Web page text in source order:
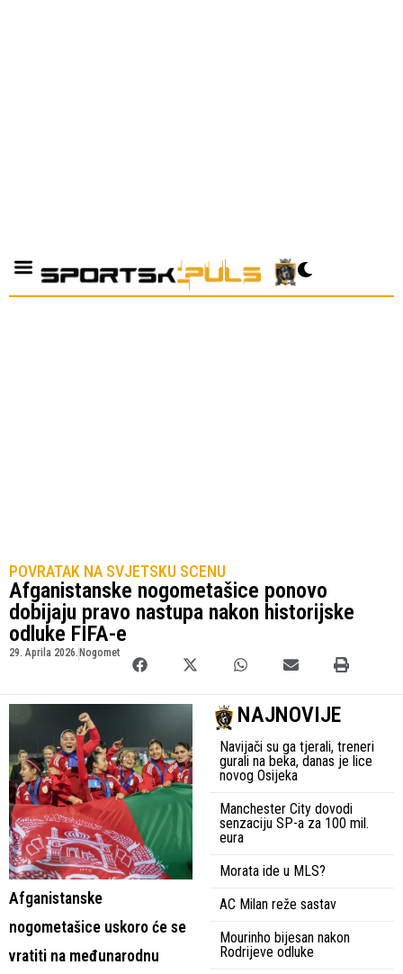
POVRATAK NA SVJETSKU SCENU
Afganistanske nogometašice ponovo
dobijaju pravo nastupa nakon historijske
odluke FIFA-e
29. Aprila 2026.Nogomet
Afganistanske
nogometašice uskoro će se
vratiti na međunarodnu
NAJNOVIJE
Navijači su ga tjerali, treneri
gurali na beka, danas je lice
novog Osijeka
Manchester City dovodi
senzaciju SP-a za 100 mil.
eura
Morata ide u MLS?
AC Milan reže sastav
Mourinho bijesan nakon
Rodrijeve odluke